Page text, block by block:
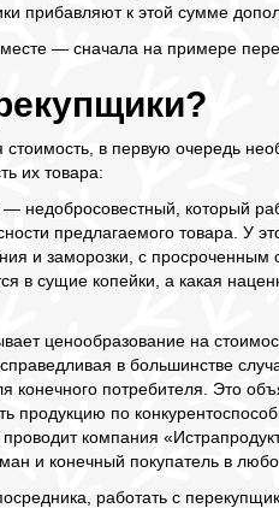
прибавляют к этой сумме
— сначала на примере
стоимость, в первую очередь
их товара:
который
предлагаемого товара. У
и заморозки, с просроченным
в сущие копейки, а какая
ценообразование на
в большинстве
конечного потребителя. Это
продукцию по
компания
и конечный покупатель в
работать с